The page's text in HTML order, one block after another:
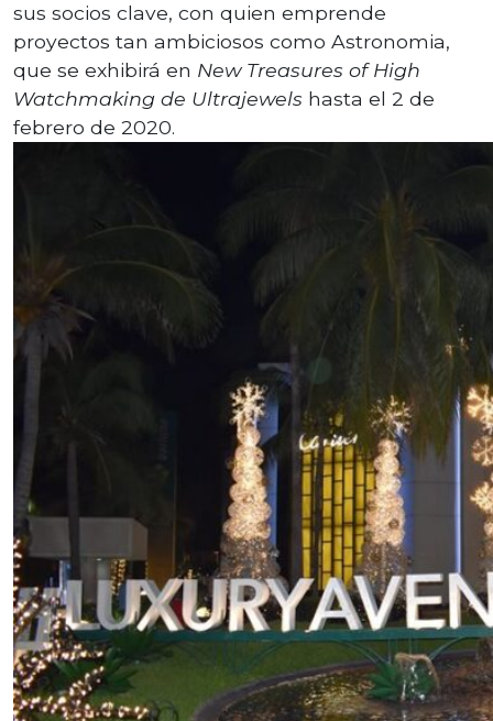
sus socios clave, con quien emprende
proyectos tan ambiciosos como Astronomia,
que se exhibirá en New Treasures of High
Watchmaking de Ultrajewels hasta el 2 de
febrero de 2020.